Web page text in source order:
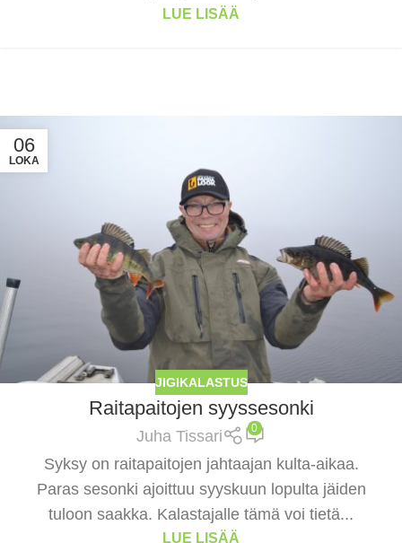
LUE LISÄÄ
06
LOKA
JIGIKALASTUS
Raitapaitojen syyssesonki
Juha Tissari 0
Syksy on raitapaitojen jahtaajan kulta-aikaa.
Paras sesonki ajoittuu syyskuun lopulta jäiden
tuloon saakka. Kalastajalle tämä voi tietä...
LUE LISÄÄ